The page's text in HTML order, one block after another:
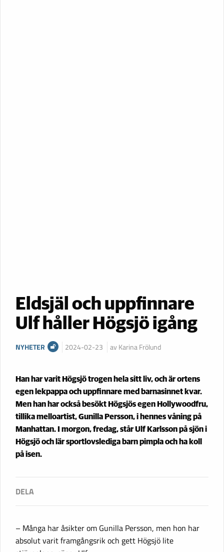
Eldsjäl och uppfinnare
Ulf håller Högsjö igång
NYHETER 2024-02-23 av Karina Frölund
Han har varit Högsjö trogen hela sitt liv, och är ortens
egen lekpappa och uppfinnare med barnasinnet kvar.
Men han har också besökt Högsjös egen Hollywoodfru,
tillika melloartist, Gunilla Persson, i hennes våning på
Manhattan. I morgon, fredag, står Ulf Karlsson på sjön i
Högsjö och lär sportlovslediga barn pimpla och ha koll
på isen.
– Många har åsikter om Gunilla Persson, men hon har
absolut varit framgångsrik och gett Högsjö lite